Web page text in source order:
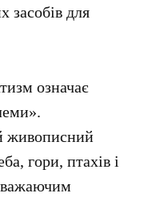
засобів для
означає
живописний
гори, птахів і